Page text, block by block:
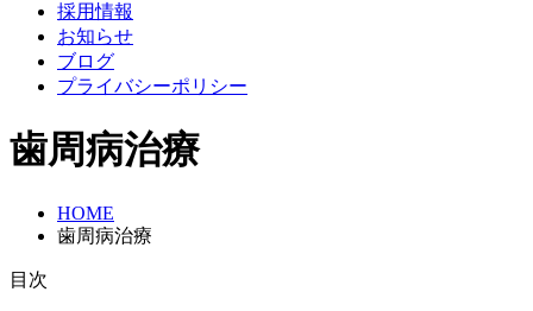
採用情報
お知らせ
ブログ
プライバシーポリシー
歯周病治療
HOME
歯周病治療
目次